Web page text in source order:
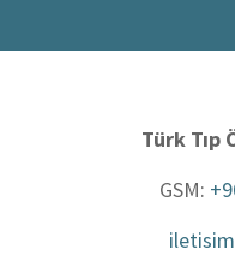
Türk Tıp
GSM: